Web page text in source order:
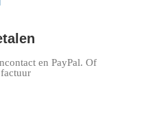
en PayPal. Of